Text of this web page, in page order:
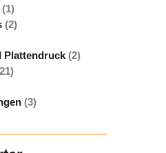
(1)
(2)
Plattendruck (2)
(3)